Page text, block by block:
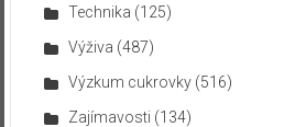
Technika (125)
Výživa (487)
Výzkum cukrovky(516)
Zajímavosti (134)